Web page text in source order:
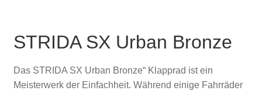
STRIDA SX Urban Bronze
Das STRIDA SX Urban Bronze“ Klapprad ist ein
Meisterwerk der Einfachheit. Während einige Fahrräder